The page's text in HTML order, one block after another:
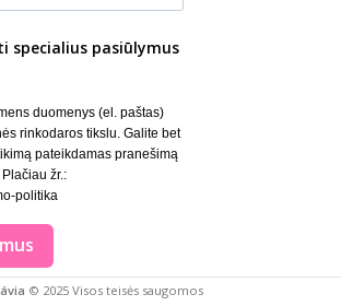
specialius pasiūlymus
duomenys (el. paštas)
rinkodaros tikslu. Galite bet
pateikdamas pranešimą
žr.:
politika
© 2025 Visos teisės saugomos